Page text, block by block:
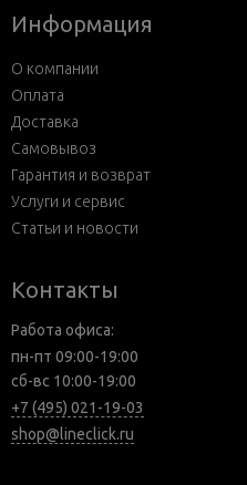
Информация
О компании
Оплата
Доставка
Самовывоз
Гарантия и возврат
Услуги и сервис
Статьи и новости
Контакты
Работа офиса:
пн-пт 09:00-19:00
сб-вс 10:00-19:00
+7 (495) 021-19-03
shop@lineclick.ru